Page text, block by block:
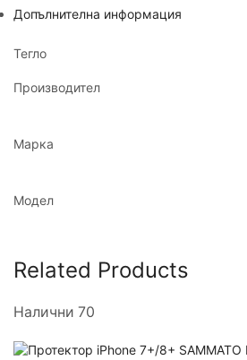
Допълнителна информация
Тегло
Производител
Марка
Модел
Related Products
Налични 70